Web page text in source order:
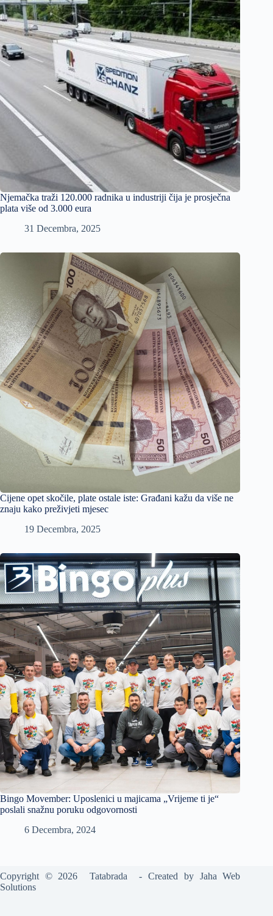
Njemačka traži 120.000 radnika u industriji čija je prosječna
plata više od 3.000 eura
31 Decembra, 2025
Cijene opet skočile, plate ostale iste: Građani kažu da više ne
znaju kako preživjeti mjesec
19 Decembra, 2025
Bingo Movember: Uposlenici u majicama „Vrijeme ti je“
poslali snažnu poruku odgovornosti
6 Decembra, 2024
Copyright © 2026 Tatabrada - Created by Jaha Web
Solutions